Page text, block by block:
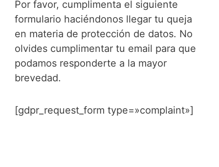
Por favor, cumplimenta el siguiente
formulario haciéndonos llegar tu queja
en materia de protección de datos. No
olvides cumplimentar tu email para que
podamos responderte a la mayor
brevedad.
[gdpr_request_form type=»complaint»]